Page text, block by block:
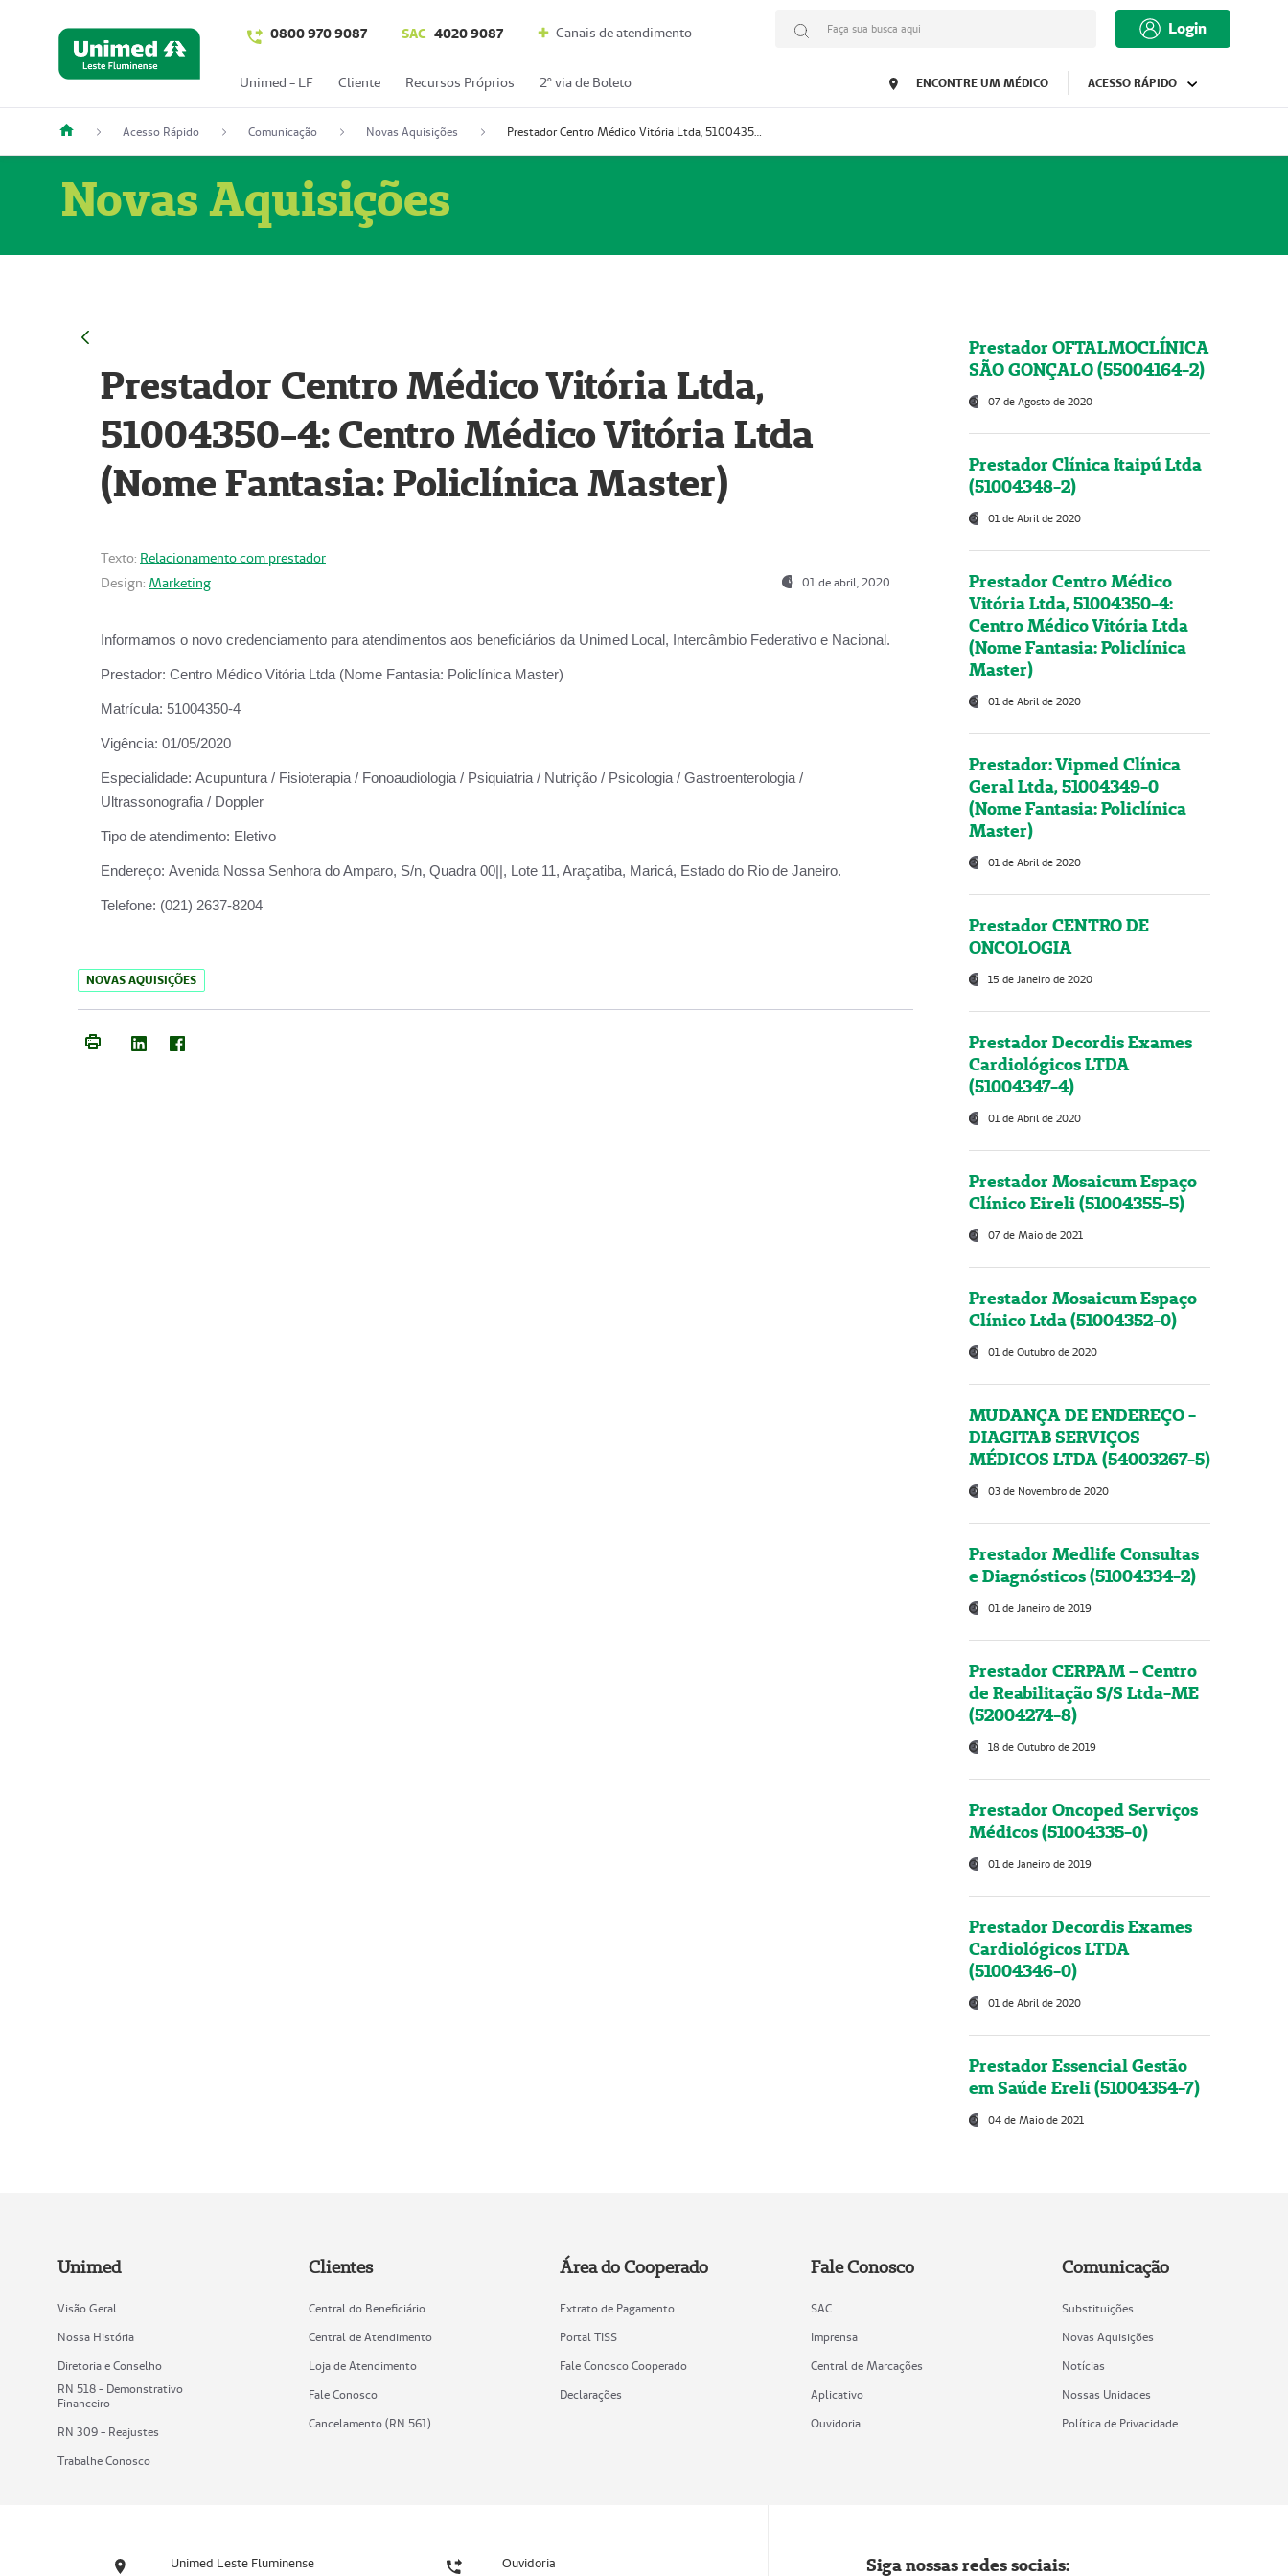
0800 970 9087 SAC 4020 9087 Canais de atendimento Faça sua busca aqui Login
Unimed - LF Cliente Recursos Próprios 2º via de Boleto ENCONTRE UM MÉDICO ACESSO RÁPIDO
Acesso Rápido Comunicação Novas Aquisições Prestador Centro Médico Vitória Ltda, 51004350-4: Centro Médico Vitória Ltda (Nome Fantasia: Policlínica Master)
Novas Aquisições
Prestador Centro Médico Vitória Ltda,
51004350-4: Centro Médico Vitória Ltda
(Nome Fantasia: Policlínica Master)
Texto: Relacionamento com prestador
Design: Marketing 01 de abril, 2020
Informamos o novo credenciamento para atendimentos aos beneficiários da Unimed Local, Intercâmbio Federativo e Nacional.
Prestador: Centro Médico Vitória Ltda (Nome Fantasia: Policlínica Master)
Matrícula: 51004350-4
Vigência: 01/05/2020
Especialidade: Acupuntura / Fisioterapia / Fonoaudiologia / Psiquiatria / Nutrição / Psicologia / Gastroenterologia /
Ultrassonografia / Doppler
Tipo de atendimento: Eletivo
Endereço: Avenida Nossa Senhora do Amparo, S/n, Quadra 00||, Lote 11, Araçatiba, Maricá, Estado do Rio de Janeiro.
Telefone: (021) 2637-8204
NOVAS AQUISIÇÕES
Prestador OFTALMOCLÍNICA
SÃO GONÇALO (55004164-2)
07 de Agosto de 2020
Prestador Clínica Itaipú Ltda
(51004348-2)
01 de Abril de 2020
Prestador Centro Médico
Vitória Ltda, 51004350-4:
Centro Médico Vitória Ltda
(Nome Fantasia: Policlínica
Master)
01 de Abril de 2020
Prestador: Vipmed Clínica
Geral Ltda, 51004349-0
(Nome Fantasia: Policlínica
Master)
01 de Abril de 2020
Prestador CENTRO DE
ONCOLOGIA
15 de Janeiro de 2020
Prestador Decordis Exames
Cardiológicos LTDA
(51004347-4)
01 de Abril de 2020
Prestador Mosaicum Espaço
Clínico Eireli (51004355-5)
07 de Maio de 2021
Prestador Mosaicum Espaço
Clínico Ltda (51004352-0)
01 de Outubro de 2020
MUDANÇA DE ENDEREÇO -
DIAGITAB SERVIÇOS
MÉDICOS LTDA (54003267-5)
03 de Novembro de 2020
Prestador Medlife Consultas
e Diagnósticos (51004334-2)
01 de Janeiro de 2019
Prestador CERPAM – Centro
de Reabilitação S/S Ltda-ME
(52004274-8)
18 de Outubro de 2019
Prestador Oncoped Serviços
Médicos (51004335-0)
01 de Janeiro de 2019
Prestador Decordis Exames
Cardiológicos LTDA
(51004346-0)
01 de Abril de 2020
Prestador Essencial Gestão
em Saúde Ereli (51004354-7)
04 de Maio de 2021
Unimed
Visão Geral
Nossa História
Diretoria e Conselho
RN 518 - Demonstrativo
Financeiro
RN 309 - Reajustes
Trabalhe Conosco
Clientes
Central do Beneficiário
Central de Atendimento
Loja de Atendimento
Fale Conosco
Cancelamento (RN 561)
Área do Cooperado
Extrato de Pagamento
Portal TISS
Fale Conosco Cooperado
Declarações
Fale Conosco
SAC
Imprensa
Central de Marcações
Aplicativo
Ouvidoria
Comunicação
Substituições
Novas Aquisições
Notícias
Nossas Unidades
Política de Privacidade
Unimed Leste Fluminense Ouvidoria Siga nossas redes sociais: